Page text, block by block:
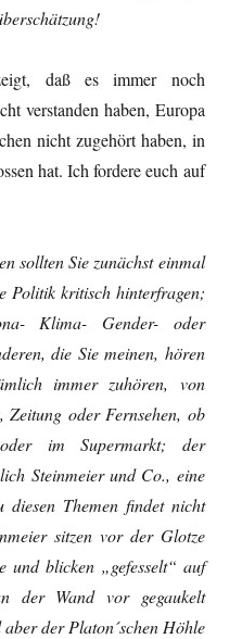
daß es immer noch
verstanden haben, Europa
nicht zugehört haben, in
hat. Ich fordere euch auf
sollten Sie zunächst einmal
Politik kritisch hinterfragen;
Klima- Gender- oder
die Sie meinen, hören
immer zuhören, von
Zeitung oder Fernsehen, ob
im Supermarkt; der
Steinmeier und Co., eine
diesen Themen findet nicht
sitzen vor der Glotze
blicken „gefesselt“ auf
der Wand vor gegaukelt
der Platon´schen Höhle